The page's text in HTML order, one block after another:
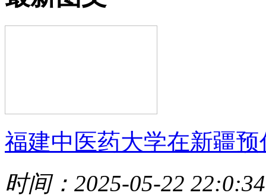
福建中医药大学在新疆预
时间：2025-05-22 22:0:34